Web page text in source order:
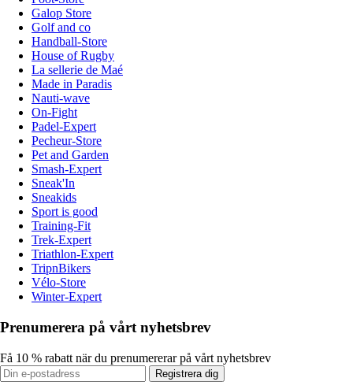
Galop Store
Golf and co
Handball-Store
House of Rugby
La sellerie de Maé
Made in Paradis
Nauti-wave
On-Fight
Padel-Expert
Pecheur-Store
Pet and Garden
Smash-Expert
Sneak'In
Sneakids
Sport is good
Training-Fit
Trek-Expert
Triathlon-Expert
TripnBikers
Vélo-Store
Winter-Expert
Prenumerera på vårt nyhetsbrev
Få 10 % rabatt när du prenumererar på vårt nyhetsbrev
Registrera dig